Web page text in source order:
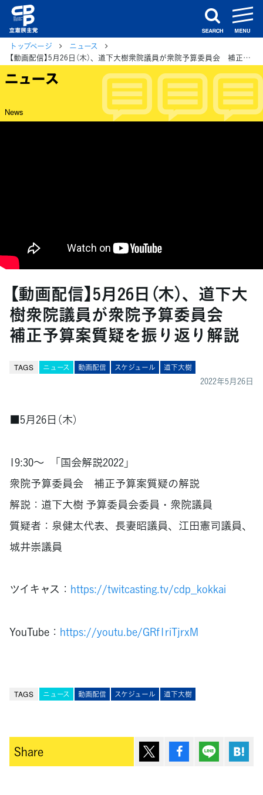
search
トップページ
ニュース
【動画配信】5月26日（木）、道下大樹衆院議員が衆院予算委員会 補正予算案質疑を振り返り解説
ニュース
News
【動画配信】5月26日（木）、道下大
樹衆院議員が衆院予算委員会
補正予算案質疑を振り返り解説
TAGS ニュース 動画配信 スケジュール 道下大樹
2022年5月26日
■5月26日（木）
19:30～ 「国会解説2022」
衆院予算委員会 補正予算案質疑の解説
解説：道下大樹 予算委員会委員・衆院議員
質疑者：泉健太代表、長妻昭議員、江田憲司議員、
城井崇議員
ツイキャス： https://twitcasting.tv/cdp_kokkai
YouTube： https://youtu.be/GRf1riTjrxM
TAGS ニュース 動画配信 スケジュール 道下大樹
Share ポスト シェア Lineで送